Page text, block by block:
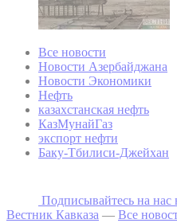
Все новости
Новости Азербайджана
Новости Экономики
Нефть
казахстанская нефть
КазМунайГаз
экспорт нефти
Баку-Тбилиси-Джейхан
Подписывайтесь на наc
Вестник Кавказа — Все